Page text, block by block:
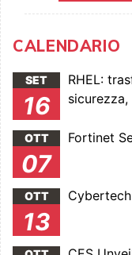
CALENDARIO
SET
16
RHEL:
OTT
07
Fortinet
OTT
13